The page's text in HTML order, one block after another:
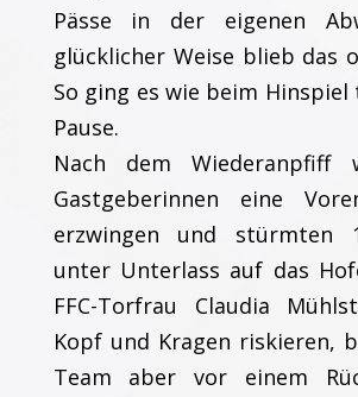
Pässe in der eigenen
glücklicher Weise blieb das
So ging es wie beim
Pause.
Nach dem Wiederanpfiff
Gastgeberinnen eine
erzwingen und stürmten
unter Unterlass auf das
FFC-Torfrau Claudia
Kopf und Kragen riskieren,
Team aber vor einem